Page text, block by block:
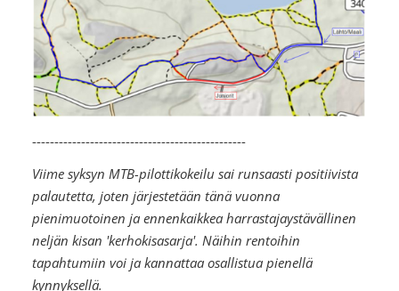
------------------------------------------------
Viime syksyn MTB-pilottikokeilu sai runsaasti positiivista
palautetta, joten järjestetään tänä vuonna
pienimuotoinen ja ennenkaikkea harrastajaystävällinen
neljän kisan 'kerhokisasarja'. Näihin rentoihin
tapahtumiin voi ja kannattaa osallistua pienellä
kynnyksellä.